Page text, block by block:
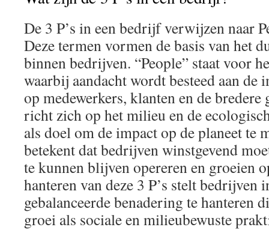
De 3 P’s in een bedrijf verwijzen naar
Deze termen vormen de basis van het
binnen bedrijven. “People” staat voor
waarbij aandacht wordt besteed aan de
op medewerkers, klanten en de bredere
richt zich op het milieu en de
als doel om de impact op de planeet te
betekent dat bedrijven winstgevend
te kunnen blijven opereren en groeien
hanteren van deze 3 P’s stelt bedrijven
gebalanceerde benadering te hanteren
groei als sociale en milieubewuste